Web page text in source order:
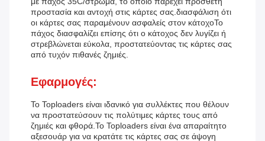
προστασία και αντοχή στις κάρτες σας.διασφάλιση ότι
οι κάρτες σας παραμένουν ασφαλείς στον κάτοχοΤο
πάχος διασφαλίζει επίσης ότι ο κάτοχος δεν λυγίζει ή
στρεβλώνεται εύκολα, προστατεύοντας τις κάρτες σας
από τυχόν πιθανές ζημιές.
Εφαρμογές:
Το Toploaders είναι ιδανικό για συλλέκτες που θέλουν
να προστατεύσουν τις πολύτιμες κάρτες τους από
ζημιές και φθορά.Το Toploaders είναι ένα απαραίτητο
αξεσουάρ για να κρατάτε τις κάρτες σας σε άψογη